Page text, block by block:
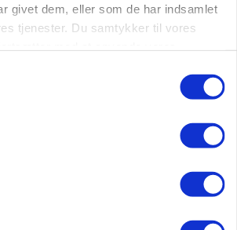
givet dem, eller som de har indsamlet
tjenester. Du samtykker til vores